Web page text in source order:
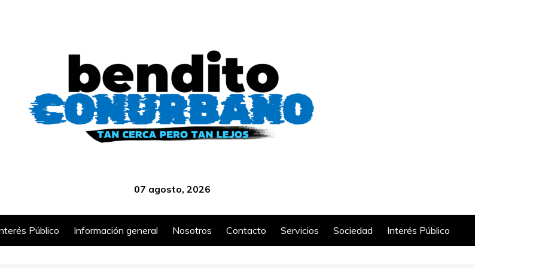
07 agosto, 2026
Público Información general Nosotros Contacto Servicios Sociedad Interés Público